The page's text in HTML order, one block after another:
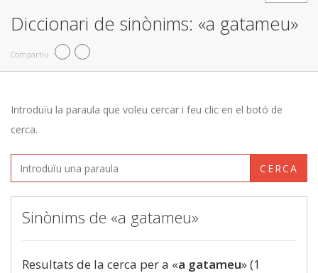
Diccionari de sinònims: «a gatameu»
Compartiu
Introduïu la paraula que voleu cercar i feu clic en el botó de
cerca.
CERCA
Sinònims de «a gatameu»
Resultats de la cerca per a «a gatameu» (1